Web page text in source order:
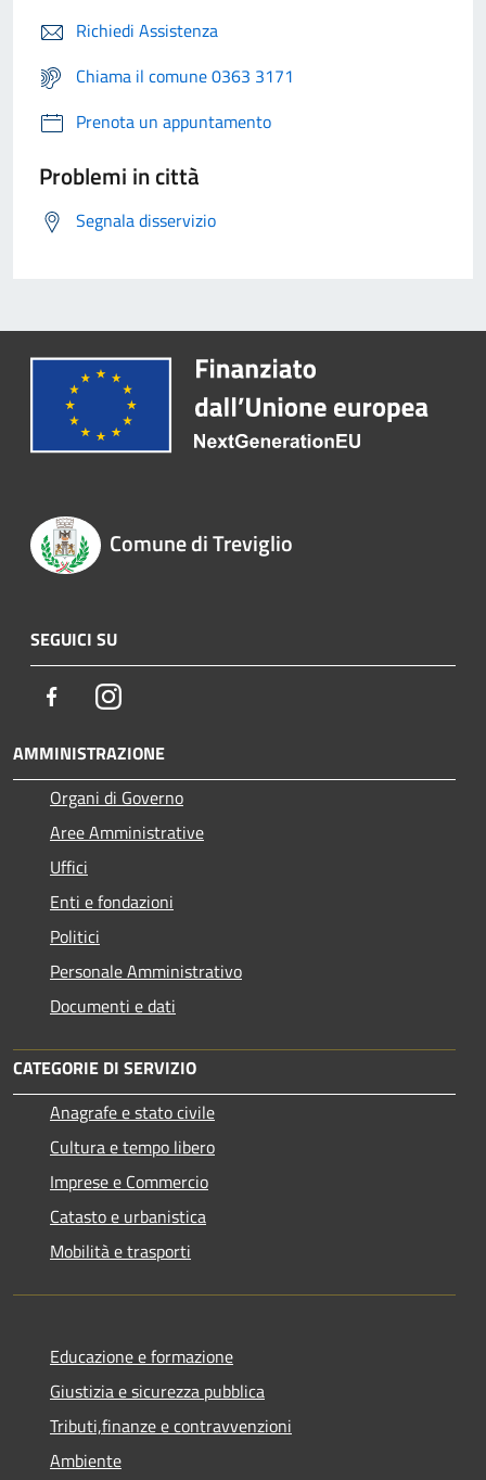
Richiedi Assistenza
Chiama il comune 0363 3171
Prenota un appuntamento
Problemi in città
Segnala disservizio
Comune di Treviglio
SEGUICI SU
FacebookInstagram
AMMINISTRAZIONE
Organi di Governo
Aree Amministrative
Uffici
Enti e fondazioni
Politici
Personale Amministrativo
Documenti e dati
CATEGORIE DI SERVIZIO
Anagrafe e stato civile
Cultura e tempo libero
Imprese e Commercio
Catasto e urbanistica
Mobilità e trasporti
Educazione e formazione
Giustizia e sicurezza pubblica
Tributi,finanze e contravvenzioni
Ambiente